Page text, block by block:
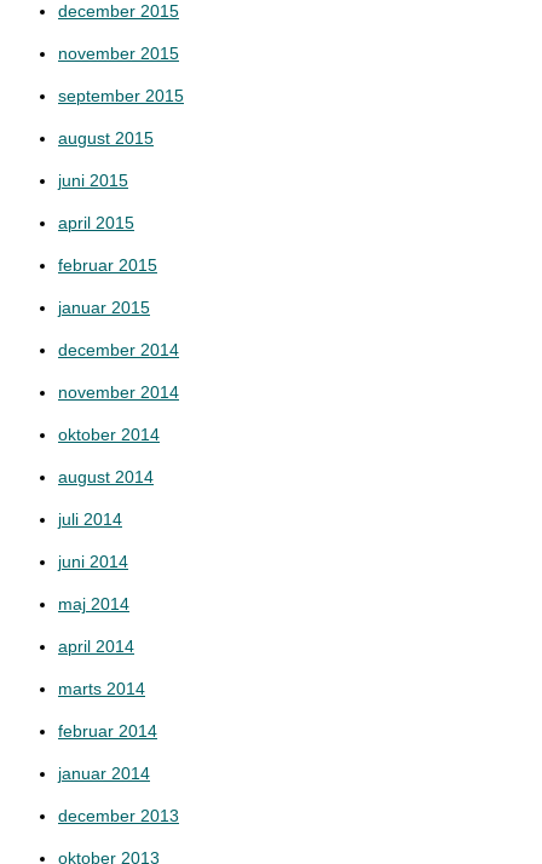
december 2015
november 2015
september 2015
august 2015
juni 2015
april 2015
februar 2015
januar 2015
december 2014
november 2014
oktober 2014
august 2014
juli 2014
juni 2014
maj 2014
april 2014
marts 2014
februar 2014
januar 2014
december 2013
oktober 2013